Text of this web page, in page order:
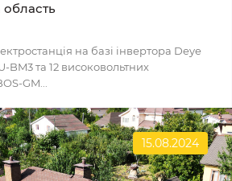
область
на базі інвертора Deye
BM3 та 12 високовольтних
GM...
15.08.2024